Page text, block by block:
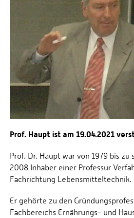
Prof. Dr. Tenhumberg
Prof. Dr.-Ing. Jens Voigt
Prof. Haupt ist am 19.04.2021
Prof. Dr. Haupt war von 1979 bis
2008 Inhaber einer Professur
Fachrichtung Lebensmitteltechnik.
Er gehörte zu den
Fachbereichs Ernährungs- und